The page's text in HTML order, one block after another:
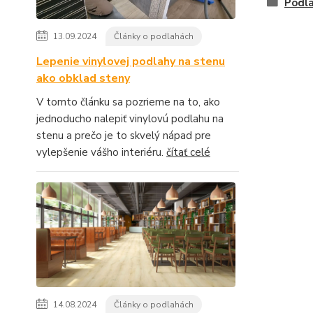
13.09.2024 Články o podlahách
Lepenie vinylovej podlahy na stenu
ako obklad steny
V tomto článku sa pozrieme na to, ako
jednoducho nalepiť vinylovú podlahu na
stenu a prečo je to skvelý nápad pre
vylepšenie vášho interiéru. čítať celé
14.08.2024 Články o podlahách